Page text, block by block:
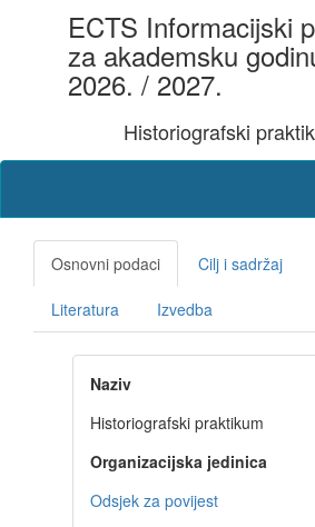
ECTS Informacijski
za akademsku
2026. / 2027.
Historiografski
Osnovni podaci Cilj i sadržaj
Literatura Izvedba
Naziv
Historiografski praktikum
Organizacijska jedinica
Odsjek za povijest